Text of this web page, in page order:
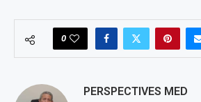
0
PERSPECTIVES MED